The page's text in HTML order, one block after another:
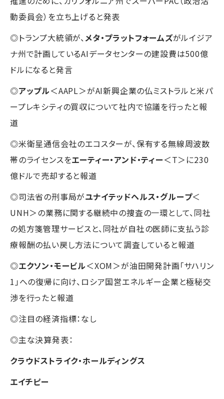
動委員会）を立ち上げると発表
◎トランプ大統領が、メタ・プラットフォームズがルイジア
ナ州で計画しているAIデータセンターの建設費は500億
ドルになると発言
◎アップル＜AAPL＞がAI新興企業の仏ミストラルと米パ
ープレキシティの買収について社内で協議を行ったと報
道
◎米衛星通信会社のエコスターが、保有する無線周波数
帯のライセンスをエーティー・アンド・ティー＜T＞に230
億ドルで売却すると報道
◎司法省の刑事局がユナイテッドヘルス・グループ＜
UNH＞の業務に関する継続中の捜査の一環として、同社
の処方箋管理サービスと、同社が自社の医師に支払う診
療報酬の払い戻し方法について調査していると報道
◎エクソン・モービル＜XOM＞が油田開発計画「サハリン
1」への復帰に向け、ロシア国営エネルギー企業と極秘交
渉を行ったと報道
◎注目の経済指標：なし
◎主な決算発表：
クラウドストライク・ホールディングス
エイチピー